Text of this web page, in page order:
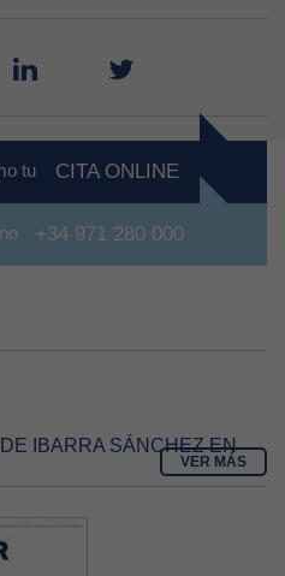
tu CITA ONLINE
+34 971 280 000
IBARRA SÁNCHEZ EN
VER MÁS